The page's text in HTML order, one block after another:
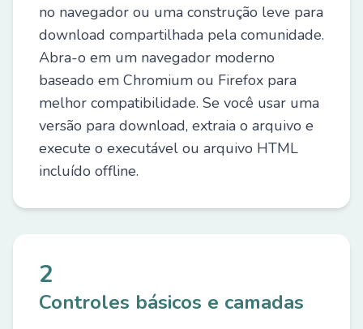
no navegador ou uma construção leve para
download compartilhada pela comunidade.
Abra-o em um navegador moderno
baseado em Chromium ou Firefox para
melhor compatibilidade. Se você usar uma
versão para download, extraia o arquivo e
execute o executável ou arquivo HTML
incluído offline.
2
Controles básicos e camadas